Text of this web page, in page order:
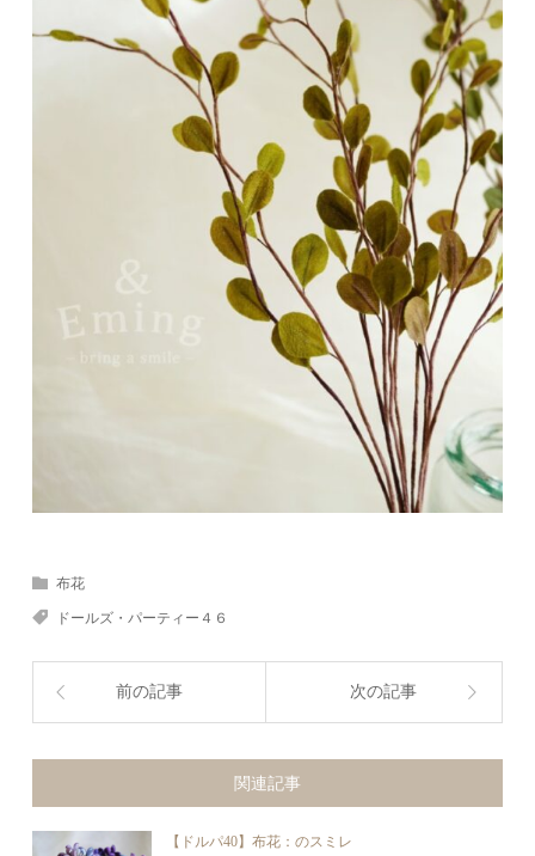
布花
ドールズ・パーティー４６
前の記事 次の記事
関連記事
【ドルパ40】布花：のスミレ